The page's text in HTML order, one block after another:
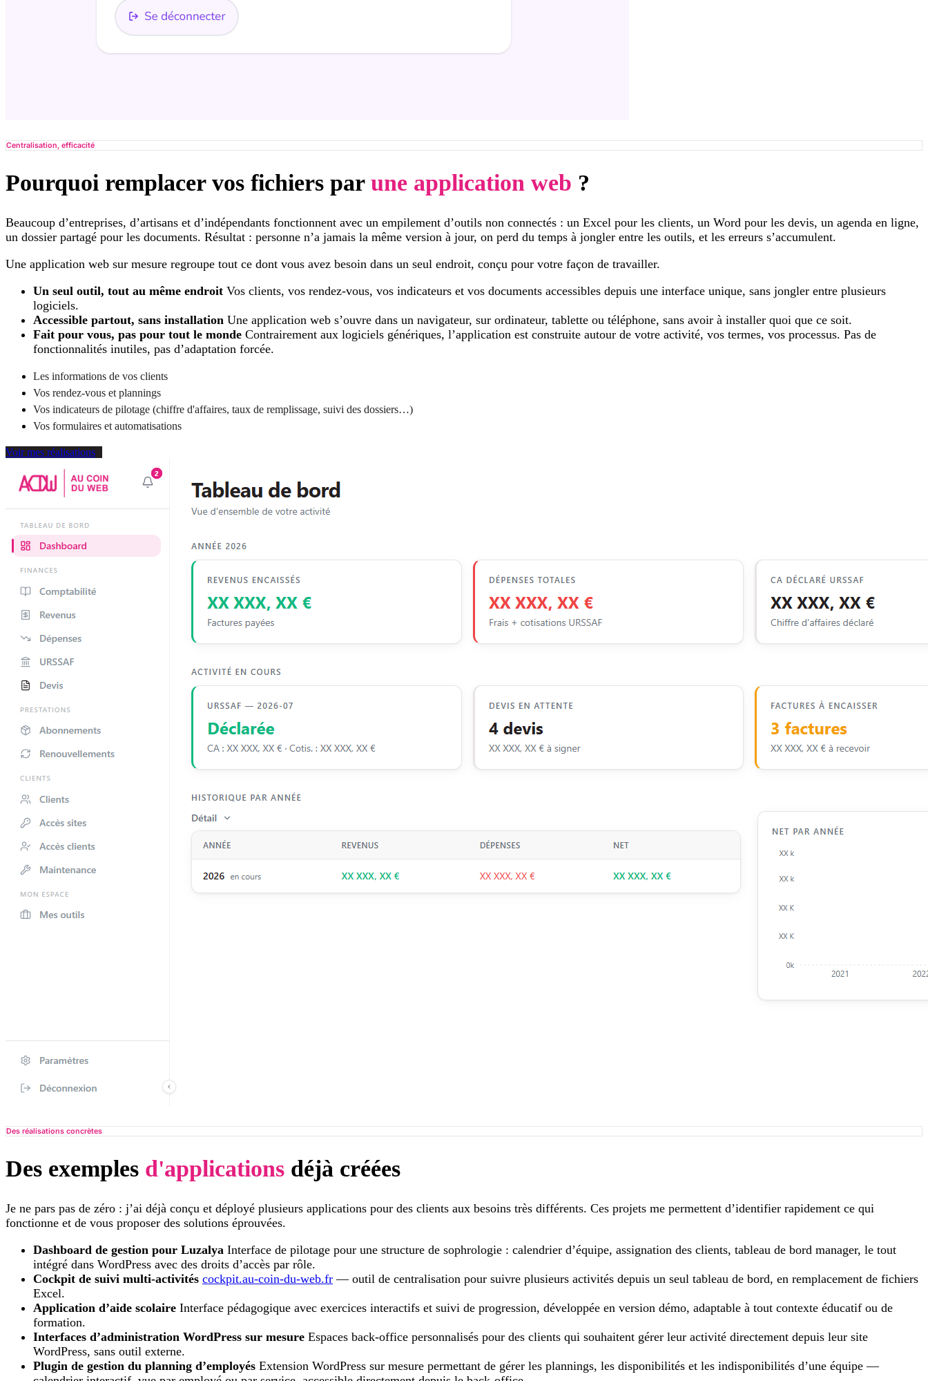
Centralisation, efficacité
Pourquoi remplacer vos fichiers par une application web ?
Beaucoup d’entreprises, d’artisans et d’indépendants fonctionnent avec un empilement d’outils non connectés : un Excel pour les clients, un Word pour les devis, un agenda en ligne,
un dossier partagé pour les documents. Résultat : personne n’a jamais la même version à jour, on perd du temps à jongler entre les outils, et les erreurs s’accumulent.
Une application web sur mesure regroupe tout ce dont vous avez besoin dans un seul endroit, conçu pour votre façon de travailler.
Un seul outil, tout au même endroit Vos clients, vos rendez-vous, vos indicateurs et vos documents accessibles depuis une interface unique, sans jongler entre plusieurs
logiciels.
Accessible partout, sans installation Une application web s’ouvre dans un navigateur, sur ordinateur, tablette ou téléphone, sans avoir à installer quoi que ce soit.
Fait pour vous, pas pour tout le monde Contrairement aux logiciels génériques, l’application est construite autour de votre activité, vos termes, vos processus. Pas de
fonctionnalités inutiles, pas d’adaptation forcée.
Les informations de vos clients
Vos rendez-vous et plannings
Vos indicateurs de pilotage (chiffre d'affaires, taux de remplissage, suivi des dossiers…)
Vos formulaires et automatisations
Voir mes réalisations
Des réalisations concrètes
Des exemples d'applications déjà créées
Je ne pars pas de zéro : j’ai déjà conçu et déployé plusieurs applications pour des clients aux besoins très différents. Ces projets me permettent d’identifier rapidement ce qui
fonctionne et de vous proposer des solutions éprouvées.
Dashboard de gestion pour Luzalya Interface de pilotage pour une structure de sophrologie : calendrier d’équipe, assignation des clients, tableau de bord manager, le tout
intégré dans WordPress avec des droits d’accès par rôle.
Cockpit de suivi multi-activités cockpit.au-coin-du-web.fr — outil de centralisation pour suivre plusieurs activités depuis un seul tableau de bord, en remplacement de fichiers
Excel.
Application d’aide scolaire Interface pédagogique avec exercices interactifs et suivi de progression, développée en version démo, adaptable à tout contexte éducatif ou de
formation.
Interfaces d’administration WordPress sur mesure Espaces back-office personnalisés pour des clients qui souhaitent gérer leur activité directement depuis leur site
WordPress, sans outil externe.
Plugin de gestion du planning d’employés Extension WordPress sur mesure permettant de gérer les plannings, les disponibilités et les indisponibilités d’une équipe —